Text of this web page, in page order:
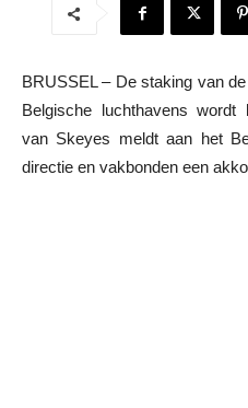
BRUSSEL – De staking van
Belgische luchthavens wordt
van Skeyes meldt aan het
directie en vakbonden een